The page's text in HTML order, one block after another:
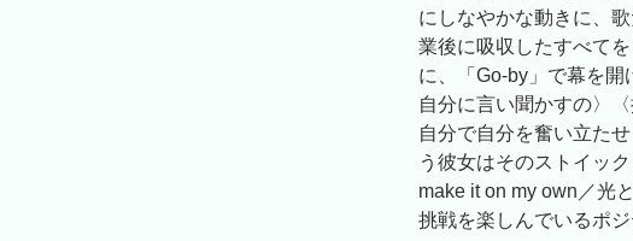
にしなやかな動きに、
業後に吸収したすべて
に、「Go-by」で幕を
自分に言い聞かすの〉
自分で自分を奮い立た
う彼女はそのストイッ
make it on my own／光
挑戦を楽しんでいるポ